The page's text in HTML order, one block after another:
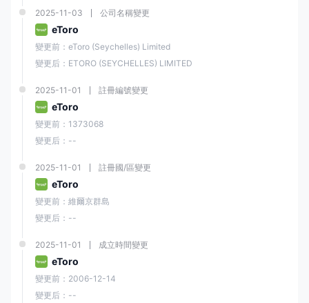
2025-11-03 公司名稱變更
eToro
變更前：eToro (Seychelles) Limited
變更后：ETORO (SEYCHELLES) LIMITED
2025-11-01 註冊編號變更
eToro
變更前：1373068
變更后：--
2025-11-01 註冊國/區變更
eToro
變更前：維爾京群島
變更后：--
2025-11-01 成立時間變更
eToro
變更前：2006-12-14
變更后：--